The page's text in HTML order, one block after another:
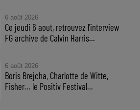
6 août 2026
Ce jeudi 6 aout, retrouvez l'interview
FG archive de Calvin Harris...
6 août 2026
Boris Brejcha, Charlotte de Witte,
Fisher… le Positiv Festival...